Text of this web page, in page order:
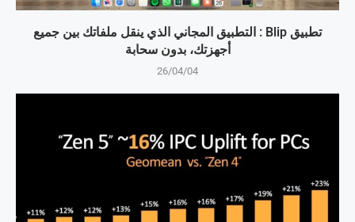
تطبيق Blip : التطبيق المجاني الذي ينقل ملفاتك بين جميع
أجهزتك، بدون سحابة
26/04/04